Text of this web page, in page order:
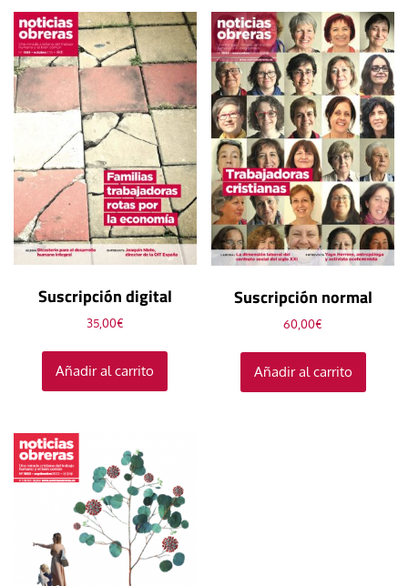
Suscripción digital
35,00€
Añadir al carrito
Suscripción normal
60,00€
Añadir al carrito